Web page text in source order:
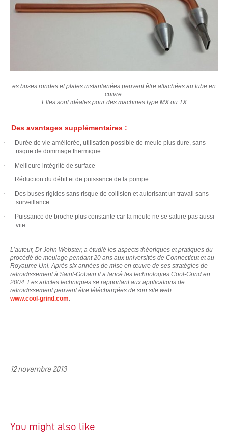
es buses rondes et plates instantanées peuvent être attachées au tube en
cuivre.
Elles sont idéales pour des machines type MX ou TX
Des avantages supplémentaires :
·
Durée de vie améliorée, utilisation possible de meule plus dure, sans
risque de dommage thermique
· Meilleure intégrité de surface
· Réduction du débit et de puissance de la pompe
·
Des buses rigides sans risque de collision et autorisant un travail sans
surveillance
·
Puissance de broche plus constante car la meule ne se sature pas aussi
vite.
L’auteur, Dr John Webster, a étudié les aspects théoriques et pratiques du
procédé de meulage pendant 20 ans aux universités de Connecticut et au
Royaume Uni. Après six années de mise en œuvre de ses stratégies de
refroidissement à Saint-Gobain il a lancé les technologies Cool-Grind en
2004. Les articles techniques se rapportant aux applications de
refroidissement peuvent être téléchargées de son site web
www.cool-grind.com.
12 novembre 2013
You might also like